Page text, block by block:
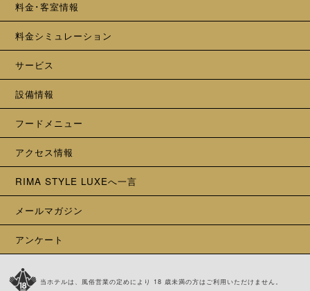
料金･客室情報
料金シミュレーション
サービス
設備情報
フードメニュー
アクセス情報
RIMA STYLE LUXEへ一言
メールマガジン
アンケート
当ホテルは、風俗営業の定めにより 18 歳未満の方はご利用いただけません。